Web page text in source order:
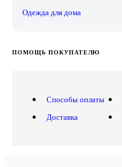
Одежда для дома
ПОМОЩЬ ПОКУПАТЕЛЮ
Способы оплаты
Доставка